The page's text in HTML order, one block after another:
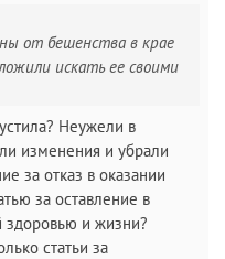
от бешенства в крае
искать ее своими
Неужели в
изменения и убрали
за отказ в оказании
за оставление в
здоровью и жизни?
статьи за